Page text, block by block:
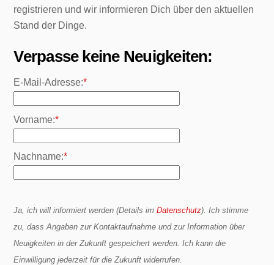
registrieren und wir informieren Dich über den aktuellen
Stand der Dinge.
Verpasse keine Neuigkeiten:
E-Mail-Adresse:*
Vorname:*
Nachname:*
Ja, ich will informiert werden (Details imDatenschutz). Ich stimme
zu, dass Angaben zur Kontaktaufnahme und zur Information über
Neuigkeiten in der Zukunft gespeichert werden. Ich kann die
Einwilligung jederzeit für die Zukunft widerrufen.